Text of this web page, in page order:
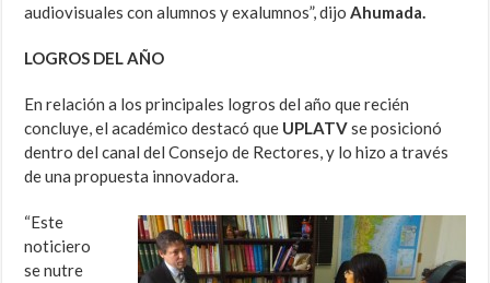
audiovisuales con alumnos y exalumnos”, dijoAhumada.
LOGROS DEL AÑO
En relación a los principales logros del año que recién
concluye, el académico destacó que UPLATVse posicionó
dentro del canal del Consejo de Rectores, y lo hizo a través
de una propuesta innovadora.
“Este
noticiero
se nutre